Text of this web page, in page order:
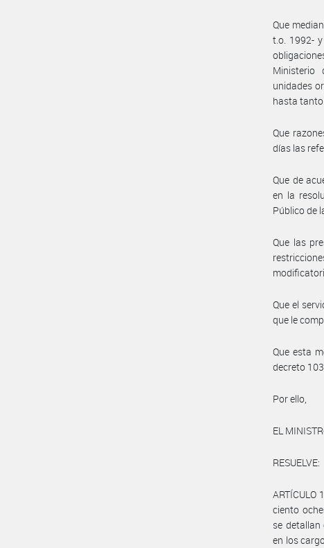
Que
t.o. 1992-
Ministerio
unidades
hasta
Que
días las
Que de
en la
Público de
Que las
Que el
que le
Que esta
decreto
Por ello,
EL
RESUELVE:
ciento
se detallan
en los